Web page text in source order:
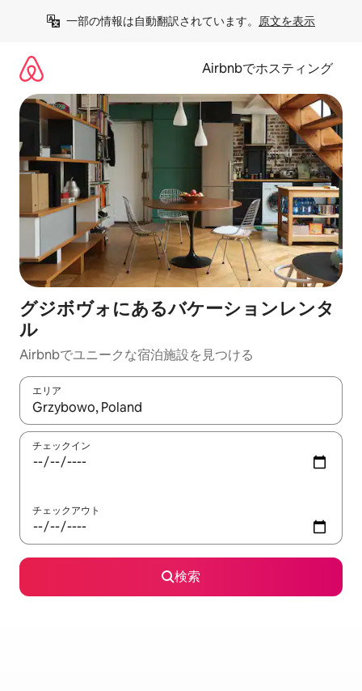
一部の情報は自動翻訳されています。 原文を表示
Airbnbでホスティング
グジボヴォにあるバケーションレンタ
ル
Airbnbでユニークな宿泊施設を見つける
エリア
検索結果が表示されたら、上下の矢印キーを使って移動するか
チェックイン
チェックアウト
検索